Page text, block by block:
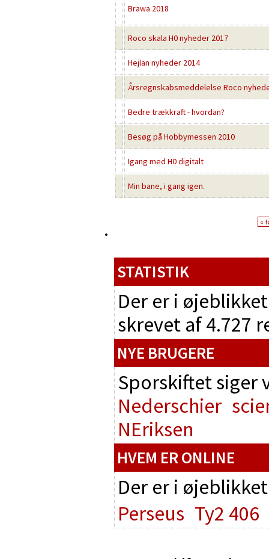
Brawa 2018
Roco skala H0 nyheder 2017
Hejlan nyheder 2014
Årsregnskabsmeddelelse Roco
Bedre trækkraft - hvordan?
Besøg på Hobbymessen 2010
Igang med H0 digitalt
Min bane, i gang igen.
«
STATISTIK
Der er i
skrevet af 4.727
NYE BRUGERE
Sporskiftet
Nederschier
NEriksen
HVEM ER ONLINE
Der er i
Perseus Ty2 406